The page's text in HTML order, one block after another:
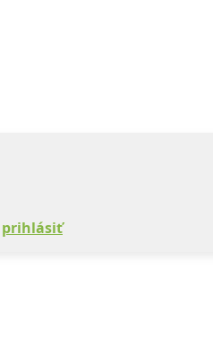
prihlásiť